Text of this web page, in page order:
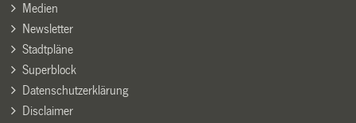
Medien
Newsletter
Stadtpläne
Superblock
Datenschutzerklärung
Disclaimer